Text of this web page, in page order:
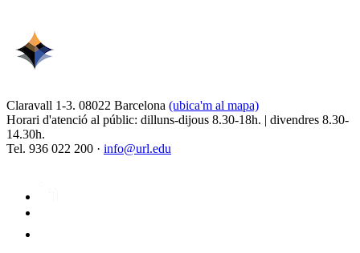
Claravall 1-3. 08022 Barcelona (ubica'm al mapa)
Horari d'atenció al públic: dilluns-dijous 8.30-18h. | divendres 8.30-
14.30h.
Tel. 936 022 200 · info@url.edu